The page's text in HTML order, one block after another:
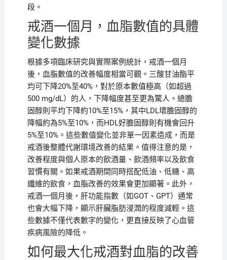
段。
戒酒一個月，血脂數值的具體
變化數據
根據多項臨床研究與實際案例統計，戒酒一個月
後，血脂數值的改善幅度相當可觀。三酸甘油酯平
均可下降20%至40%，對於原本數值極高（如超過
500 mg/dL）的人，下降幅度甚至更為驚人。總膽
固醇則平均下降約10%至15%，其中LDL壞膽固醇的
降幅約為5%至10%，而HDL好膽固醇則有機會回升
5%至10%。這些數值變化並非單一因素造成，而是
戒酒後整體代謝環境改善的結果。值得注意的是，
改善程度與個人原本的飲酒量、飲酒頻率以及飲食
習慣有關。如果戒酒期間同時搭配低油、低糖、高
纖維的飲食，血脂改善的效果會更加顯著。此外，
戒酒一個月後，肝功能指數（如GOT、GPT）通常
也會大幅下降，顯示肝臟脂肪浸潤的程度減輕。這
些數據不僅代表數字的變化，更直接反映了心血管
疾病風險的降低。
如何最大化戒酒對血脂的改善